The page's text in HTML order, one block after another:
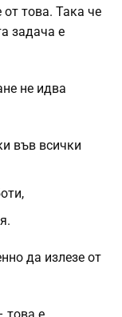
това. Така че
задача е
не идва
във всички
да излезе от